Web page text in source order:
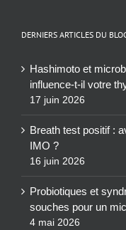
DERNIERS ARTICLES DU
Hashimoto et
influence-t-il votre
17 juin 2026
Breath test positif :
IMO ?
16 juin 2026
Probiotiques et
souches pour un
4 mai 2026